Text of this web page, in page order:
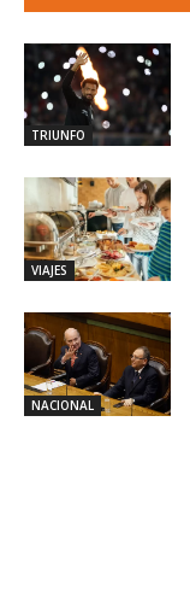
TRIUNFO
VIAJES
NACIONAL